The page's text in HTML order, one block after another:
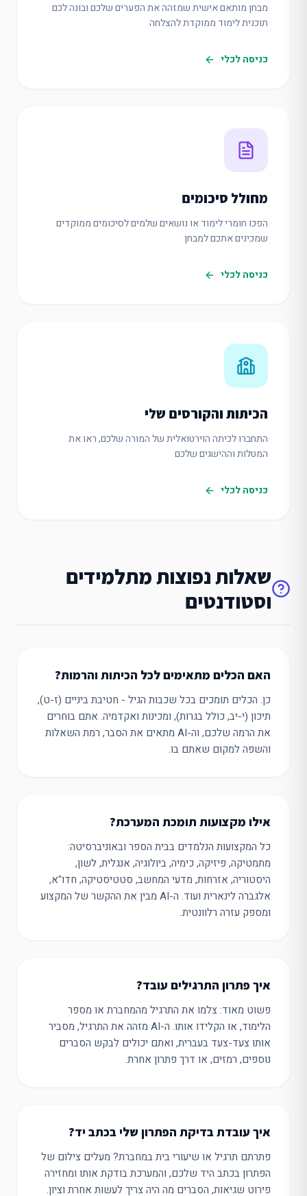
מבחן מותאם אישית שמזהה את הפערים שלכם ובונה לכם
תוכנית לימוד ממוקדת להצלחה
כניסה לכלי
מחולל סיכומים
הפכו חומרי לימוד או נושאים שלמים לסיכומים ממוקדים
שמכינים אתכם למבחן
כניסה לכלי
הכיתות והקורסים שלי
התחברו לכיתה הוירטואלית של המורה שלכם, ראו את
המטלות וההישגים שלכם
כניסה לכלי
שאלות נפוצות מתלמידים
וסטודנטים
האם הכלים מתאימים לכל הכיתות והרמות?
כן. הכלים תומכים בכל שכבות הגיל - חטיבת ביניים (ז-ט),
תיכון (י-יב, כולל בגרות), ומכינות ואקדמיה. אתם בוחרים
את הרמה שלכם, וה-AI מתאים את הסבר, רמת השאלות
והשפה למקום שאתם בו.
אילו מקצועות תומכת המערכת?
כל המקצועות הנלמדים בבית הספר ובאוניברסיטה:
מתמטיקה, פיזיקה, כימיה, ביולוגיה, אנגלית, לשון,
היסטוריה, אזרחות, מדעי המחשב, סטטיסטיקה, חדו"א,
אלגברה לינארית ועוד. ה-AI מבין את ההקשר של המקצוע
ומספק עזרה רלוונטית.
איך פתרון התרגילים עובד?
פשוט מאוד: צלמו את התרגיל מהמחברת או מספר
הלימוד, או הקלידו אותו. ה-AI מזהה את התרגיל, מסביר
אותו צעד-צעד בעברית, ואתם יכולים לבקש הסברים
נוספים, רמזים, או דרך פתרון אחרת.
איך עובדת בדיקת הפתרון שלי בכתב יד?
פתרתם תרגיל או שיעורי בית במחברת? מעלים צילום של
הפתרון בכתב היד שלכם, והמערכת בודקת אותו ומחזירה
פירוט שגיאות, הסברים מה היה צריך לעשות אחרת וציון.